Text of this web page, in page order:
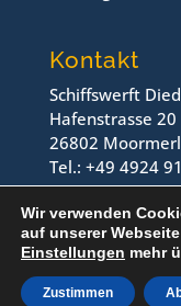
Kontakt
Schiffswerft
Hafenstrasse 20
26802
Tel.: +49 4924
Fax.: +49 4924
Kontakt
Wir verwenden
auf unserer
Einstellungen mehr
Zustimmen